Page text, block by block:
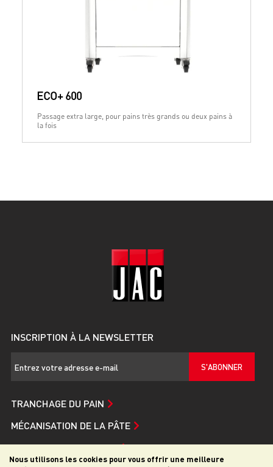
Nous utilisons les cookies pour vous offrir une meilleure
ECO+ 600
Passage extra large, pour pains très grands ou deux pains à
la fois
INSCRIPTION À LA NEWSLETTER
S'ABONNER
TRANCHAGE DU PAIN
MÉCANISATION DE LA PÂTE
SERVICE ET ASSISTANCE